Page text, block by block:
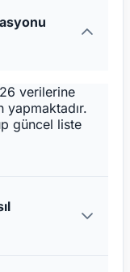
verilerine
yapmaktadır.
güncel liste